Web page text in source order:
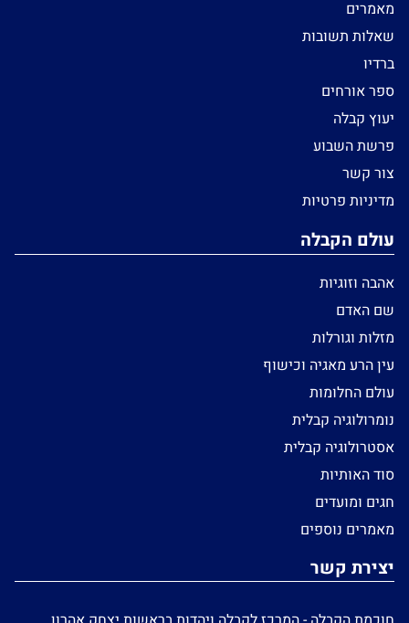
מאמרים
שאלות תשובות
ברדיו
ספר אורחים
יעוץ קבלה
פרשת השבוע
צור קשר
מדיניות פרטיות
עולם הקבלה
אהבה וזוגיות
שם האדם
מזלות וגורלות
עין הרע מאגיה וכישוף
עולם החלומות
נומרולוגיה קבלית
אסטרולוגיה קבלית
סוד האותיות
חגים ומועדים
מאמרים נוספים
יצירת קשר